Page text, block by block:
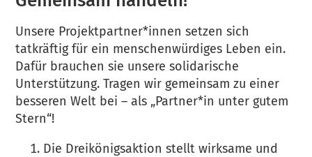
Unsere Projektpartner*innen setzen sich
tatkräftig für ein menschenwürdiges Leben ein.
Dafür brauchen sie unsere solidarische
Unterstützung. Tragen wir gemeinsam zu einer
besseren Welt bei – als „Partner*in unter gutem
Stern“!
Die Dreikönigsaktion stellt wirksame und